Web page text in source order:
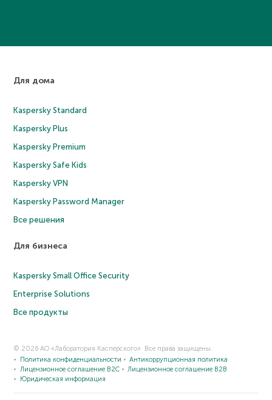
Для дома
Kaspersky Standard
Kaspersky Plus
Kaspersky Premium
Kaspersky Safe Kids
Kaspersky VPN
Kaspersky Password Manager
Все решения
Для бизнеса
Kaspersky Small Office Security
Enterprise Solutions
Все продукты
© 2026 АО «Лаборатория Касперского». Все права защищены.
Политика конфиденциальности
Антикоррупционная политика
Лицензионное соглашение B2C
Лицензионное соглашение B2B
Юридическая информация